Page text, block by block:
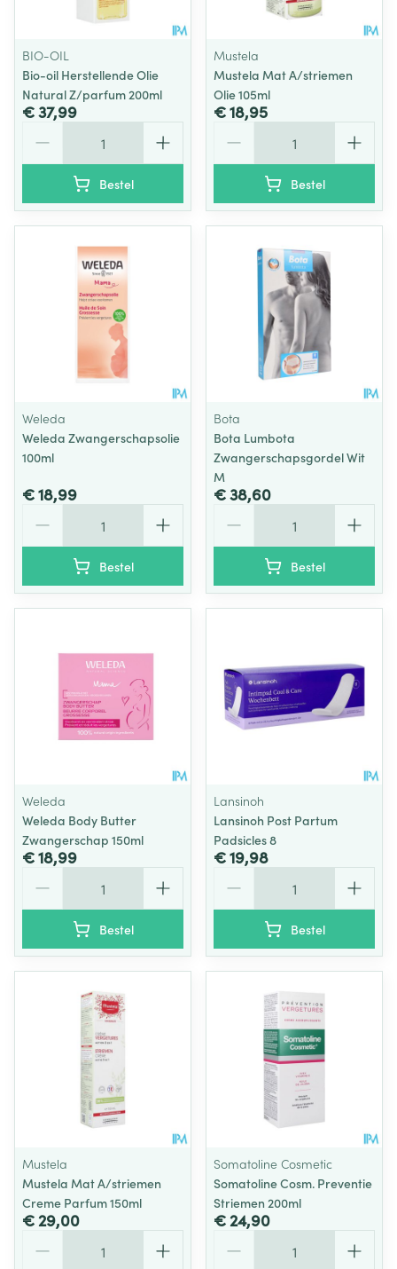
BIO-OIL
Bio-oil Herstellende Olie
Natural Z/parfum 200ml
€ 37,99
Bestel
Mustela
Mustela Mat A/striemen
Olie 105ml
€ 18,95
Bestel
Weleda
Weleda Zwangerschapsolie
100ml
€ 18,99
Bestel
Bota
Bota Lumbota
Zwangerschapsgordel Wit
M
€ 38,60
Bestel
Weleda
Weleda Body Butter
Zwangerschap 150ml
€ 18,99
Bestel
Lansinoh
Lansinoh Post Partum
Padsicles 8
€ 19,98
Bestel
Mustela
Mustela Mat A/striemen
Creme Parfum 150ml
€ 29,00
Somatoline Cosmetic
Somatoline Cosm. Preventie
Striemen 200ml
€ 24,90